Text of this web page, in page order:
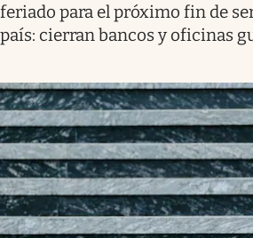
feriado para el próximo fin de
país: cierran bancos y oficinas